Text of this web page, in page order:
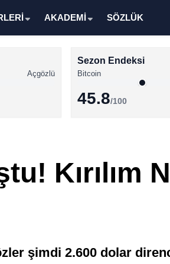
AKADEMİ SÖZLÜK
Açgözlü
Sezon Endeksi
Bitcoin
45.8/100
Kırılım
şimdi 2.600 dolar